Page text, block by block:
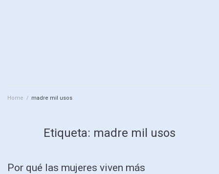
Home / madre mil usos
Etiqueta: madre mil usos
Por qué las mujeres viven más